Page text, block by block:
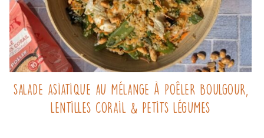
Salade asiatique au mélange à poêler Boulgour,
Lentilles corail & Petits légumes